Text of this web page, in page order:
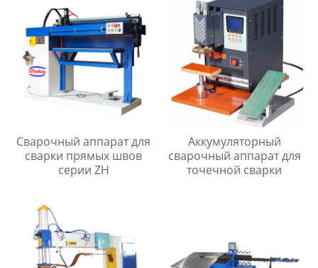
Сварочный аппарат для
сварки прямых швов
серии ZH
Аккумуляторный
сварочный аппарат для
точечной сварки